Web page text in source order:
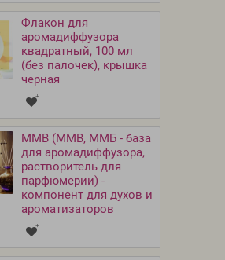
Флакон для
аромадиффузора
квадратный, 100 мл
(без палочек), крышка
черная
MMB (ММВ, ММБ - база
для аромадиффузора,
растворитель для
парфюмерии) -
компонент для духов и
ароматизаторов